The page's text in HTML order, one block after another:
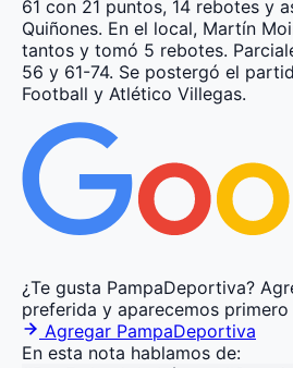
61 con 21 puntos, 14 rebotes y
Quiñones. En el local, Martín
tantos y tomó 5 rebotes.
56 y 61-74. Se postergó el
Football y Atlético Villegas.
¿Te gusta PampaDeportiva?
preferida y aparecemos
Agregar PampaDeportiva
En esta nota hablamos de: